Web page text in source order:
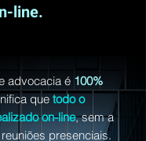
line.
advocacia é 100%
quetodo o
on-line, sem a
presenciais.